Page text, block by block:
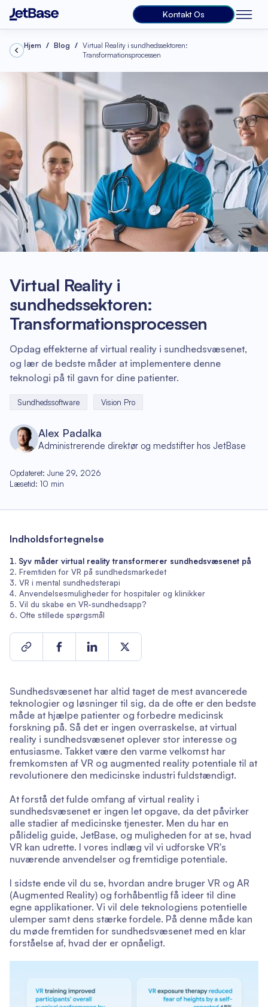
Kontakt Os
Hjem Blog
Virtual Reality i sundhedssektoren:
Transformationsprocessen
Virtual Reality i
sundhedssektoren:
Transformationsprocessen
Opdag effekterne af virtual reality i sundhedsvæsenet,
og lær de bedste måder at implementere denne
teknologi på til gavn for dine patienter.
Sundhedssoftware Vision Pro
Alex Padalka
Administrerende direktør og medstifter hos JetBase
Opdateret: June 29, 2026
Læsetid: 10 min
Sundhedsvæsenet har altid taget de mest avancerede
teknologier og løsninger til sig, da de ofte er den bedste
måde at hjælpe patienter og forbedre medicinsk
forskning på. Så det er ingen overraskelse, at virtual
reality i sundhedsvæsenet oplever stor interesse og
entusiasme. Takket være den varme velkomst har
fremkomsten af VR og augmented reality potentiale til at
revolutionere den medicinske industri fuldstændigt.
At forstå det fulde omfang af virtual reality i
sundhedsvæsenet er ingen let opgave, da det påvirker
alle stadier af medicinske tjenester. Men du har en
pålidelig guide, JetBase, og muligheden for at se, hvad
VR kan udrette. I vores indlæg vil vi udforske VR's
nuværende anvendelser og fremtidige potentiale.
I sidste ende vil du se, hvordan andre bruger VR og AR
(Augmented Reality) og forhåbentlig få ideer til dine
egne applikationer. Vi vil dele teknologiens potentielle
ulemper samt dens stærke fordele. På denne måde kan
du møde fremtiden for sundhedsvæsenet med en klar
forståelse af, hvad der er opnåeligt.
Indholdsfortegnelse
Syv måder virtual reality transformerer sundhedsvæsenet på
Fremtiden for VR på sundhedsmarkedet
VR i mental sundhedsterapi
Anvendelsesmuligheder for hospitaler og klinikker
Vil du skabe en VR-sundhedsapp?
Ofte stillede spørgsmål